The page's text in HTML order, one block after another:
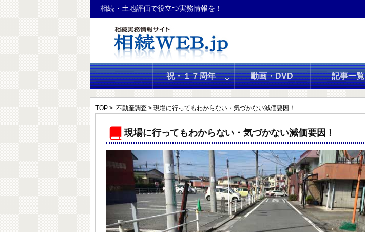
相続・土地評価で役立つ実務情報を！
ン
ツ
ス
祝・１７周年 動画・DVD 記事一覧
TOP> 不動産調査 > 現場に行ってもわからない・気づかない減価要因！
現場に行ってもわからない・気づかない減価要因！